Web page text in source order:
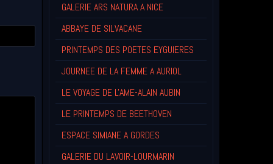
GALERIE ARS NATURA A NICE
ABBAYE DE SILVACANE
PRINTEMPS DES POETES EYGUIERES
JOURNEE DE LA FEMME A AURIOL
LE VOYAGE DE L'AME-ALAIN AUBIN
LE PRINTEMPS DE BEETHOVEN
ESPACE SIMIANE A GORDES
GALERIE DU LAVOIR-LOURMARIN